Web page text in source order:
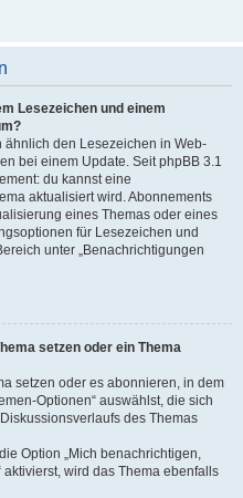
Lesezeichen und einem
ähnlich den Lesezeichen in Web-
bei einem Update. Seit phpBB 3.1
du kannst eine
aktualisiert wird. Abonnements
eines Themas oder eines
für Lesezeichen und
unter „Benachrichtigungen
setzen oder ein Thema
setzen oder es abonnieren, in dem
Optionen“ auswählst, die sich
des Themas
Option „Mich benachrichtigen,
wird das Thema ebenfalls